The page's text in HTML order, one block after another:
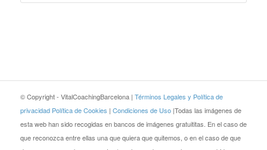
© Copyright - VitalCoachingBarcelona | Términos Legales y Política de
privacidad Política de Cookies | Condiciones de Uso |Todas las imágenes de
esta web han sido recogidas en bancos de imágenes gratuititas. En el caso de
que reconozca entre ellas una que quiera que quitemos, o en el caso de que